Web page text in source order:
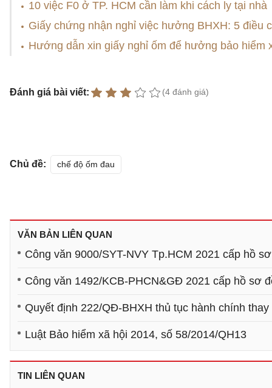
10 việc F0 ở TP. HCM cần làm khi cách ly tại nhà
Giấy chứng nhận nghỉ việc hưởng BHXH: 5 điều
Hướng dẫn xin giấy nghỉ ốm để hưởng bảo hiểm
Đánh giá bài viết: (4 đánh giá)
Chủ đề: chế độ ốm đau
VĂN BẢN LIÊN QUAN
Công văn 9000/SYT-NVY Tp.HCM 2021 cấp hồ
Công văn 1492/KCB-PHCN&GĐ 2021 cấp hồ sơ
Quyết định 222/QĐ-BHXH thủ tục hành chính
Luật Bảo hiểm xã hội 2014, số 58/2014/QH13
TIN LIÊN QUAN